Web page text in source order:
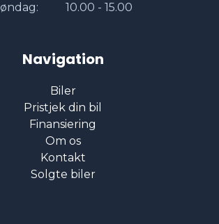
10.00 - 15.00
Navigation
Biler
Pristjek din bil
Finansiering
Om os
Kontakt
Solgte biler